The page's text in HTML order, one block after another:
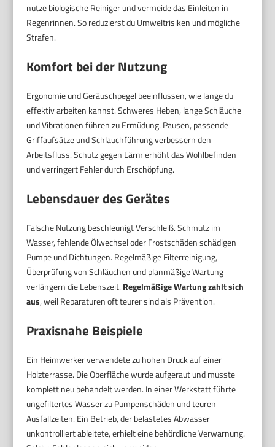
nutze biologische Reiniger und vermeide das Einleiten in
Regenrinnen. So reduzierst du Umweltrisiken und mögliche
Strafen.
Komfort bei der Nutzung
Ergonomie und Geräuschpegel beeinflussen, wie lange du
effektiv arbeiten kannst. Schweres Heben, lange Schläuche
und Vibrationen führen zu Ermüdung. Pausen, passende
Griffaufsätze und Schlauchführung verbessern den
Arbeitsfluss. Schutz gegen Lärm erhöht das Wohlbefinden
und verringert Fehler durch Erschöpfung.
Lebensdauer des Gerätes
Falsche Nutzung beschleunigt Verschleiß. Schmutz im
Wasser, fehlende Ölwechsel oder Frostschäden schädigen
Pumpe und Dichtungen. Regelmäßige Filterreinigung,
Überprüfung von Schläuchen und planmäßige Wartung
verlängern die Lebenszeit. Regelmäßige Wartung zahlt sich
aus, weil Reparaturen oft teurer sind als Prävention.
Praxisnahe Beispiele
Ein Heimwerker verwendete zu hohen Druck auf einer
Holzterrasse. Die Oberfläche wurde aufgeraut und musste
komplett neu behandelt werden. In einer Werkstatt führte
ungefiltertes Wasser zu Pumpenschäden und teuren
Ausfallzeiten. Ein Betrieb, der belastetes Abwasser
unkontrolliert ableitete, erhielt eine behördliche Verwarnung.